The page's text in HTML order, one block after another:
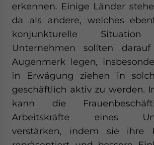
erkennen. Einige Länder
da als andere, welches
konjunkturelle Situation
Unternehmen sollten darauf
Augenmerk legen,
in Erwägung ziehen in
geschäftlich aktiv zu werden.
kann die
Arbeitskräfte eines
verstärken, indem sie ihre